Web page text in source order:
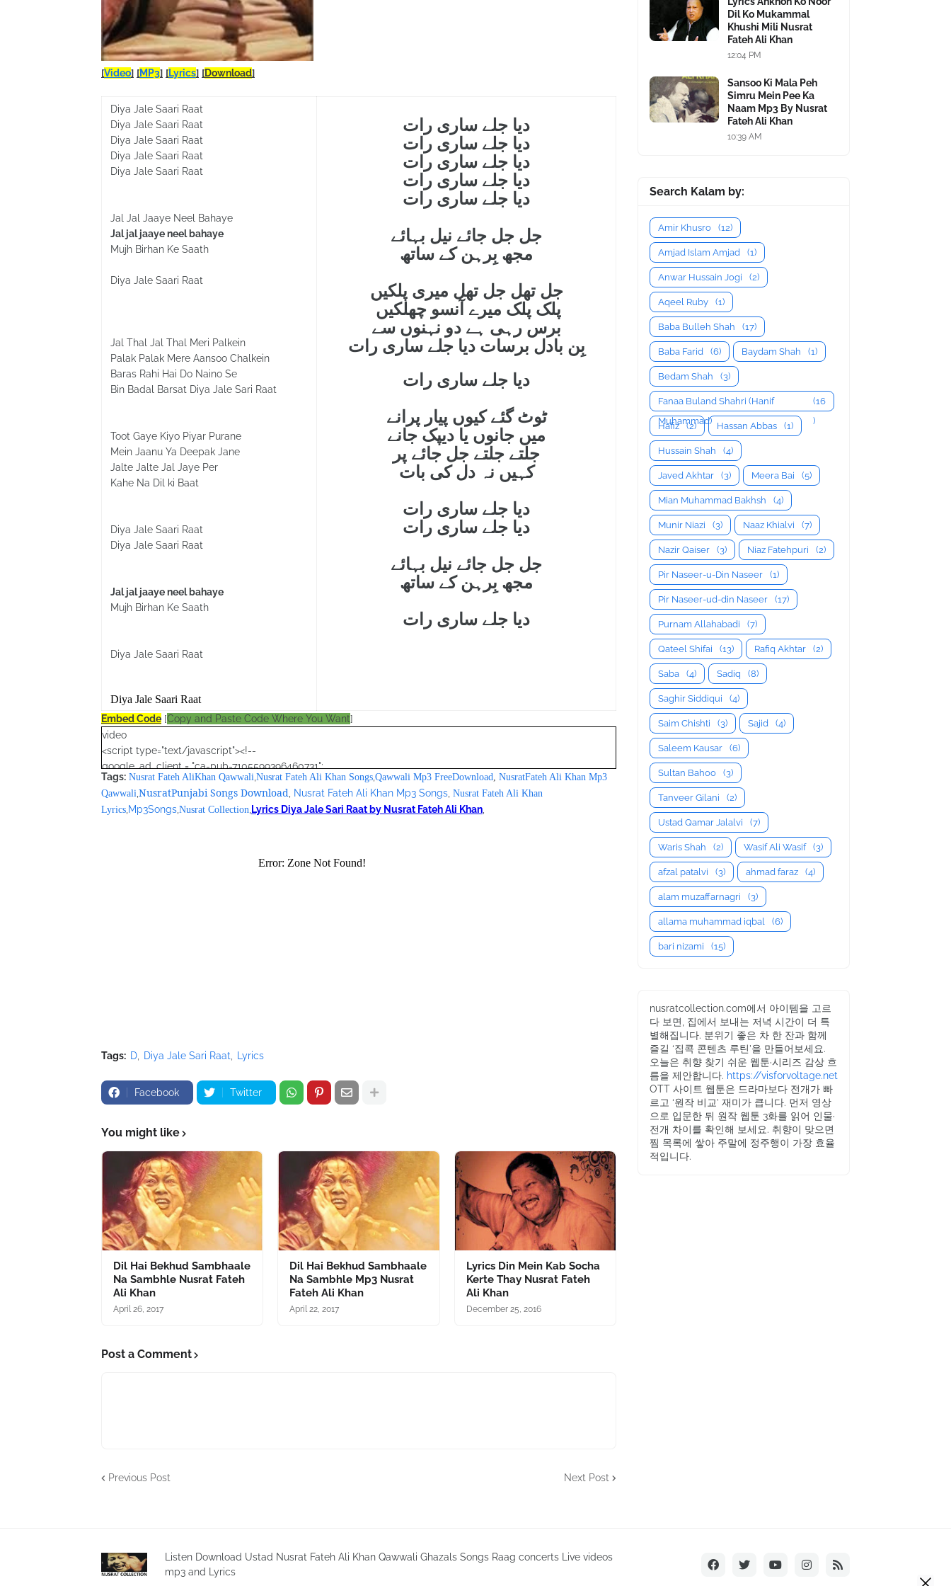
[Video] [MP3] [Lyrics] [Download]
Diya Jale Saari Raat
Diya Jale Saari Raat
Diya Jale Saari Raat
Diya Jale Saari Raat
Diya Jale Saari Raat
Jal Jal Jaaye Neel Bahaye
Jal jal jaaye neel bahaye
Mujh Birhan Ke Saath
Diya Jale Saari Raat
Jal Thal Jal Thal Meri Palkein
Palak Palak Mere Aansoo Chalkein
Baras Rahi Hai Do Naino Se
Bin Badal Barsat Diya Jale Sari Raat
Toot Gaye Kiyo Piyar Purane
Mein Jaanu Ya Deepak Jane
Jalte Jalte Jal Jaye Per
Kahe Na Dil ki Baat
Diya Jale Saari Raat
Diya Jale Saari Raat
Jal jal jaaye neel bahaye
Mujh Birhan Ke Saath
Diya Jale Saari Raat
Diya Jale Saari Raat
دیا جلے ساری رات
دیا جلے ساری رات
دیا جلے ساری رات
دیا جلے ساری رات
دیا جلے ساری رات
جل جل جائے نیل بہائے
مجھ بِرہن کے ساتھ
جل تھل جل تھل میری پلکیں
پلک پلک میرے آنسو چھلکیں
برس رہی ہے دو نہنوں سے
بِن بادل برساتدیا جلے ساری رات
دیا جلے ساری رات
ٹوٹ گئے کیوں پیار پرانے
میں جانوں یا دیپک جانے
جلتے جلتے جل جائے پر
کہیں نہ دل کی بات
دیا جلے ساری رات
دیا جلے ساری رات
جل جل جائے نیل بہائے
مجھ بِرہن کے ساتھ
دیا جلے ساری رات
Embed Code [Copy and Paste Code Where You Want]
video
<script type="text/javascript"><!--
google_ad_client = "ca-pub-7105599396460731";
/* Nusrat Banner */
google_ad_slot = "1942697416";
google_ad_width = 468;
Tags: Nusrat Fateh AliKhan Qawwali Nusrat Fateh Ali Khan Songs Qawwali Mp3 FreeDownload, NusratFateh Ali Khan Mp3
Qawwali NusratPunjabi Songs Download Nusrat Fateh Ali Khan Mp3 Songs Nusrat Fateh Ali Khan
Lyrics Mp3Songs Nusrat Collection Lyrics Diya Jale Sari Raat by Nusrat Fateh Ali Khan
Tags: D Diya Jale Sari Raat Lyrics
Facebook Twitter
You might like
Dil Hai Bekhud Sambhaale
Na Sambhle Nusrat Fateh
Ali Khan
April 26, 2017
Dil Hai Bekhud Sambhaale
Na Sambhle Mp3 Nusrat
Fateh Ali Khan
April 22, 2017
Lyrics Din Mein Kab Socha
Kerte Thay Nusrat Fateh
Ali Khan
December 25, 2016
Post a Comment
Previous Post Next Post
Dil Ko Mukammal
Khushi Mili Nusrat
Fateh Ali Khan
12:04 PM
Sansoo Ki Mala Peh
Simru Mein Pee Ka
Naam Mp3 By Nusrat
Fateh Ali Khan
10:39 AM
Search Kalam by:
Amir Khusro (12)
Amjad Islam Amjad (1)
Anwar Hussain Jogi (2)
Aqeel Ruby (1)
Baba Bulleh Shah (17)
Baba Farid (6) Baydam Shah (1)
Bedam Shah (3)
Fanaa Buland Shahri (Hanif
Muhammad)
(16
)
Hafiz (2) Hassan Abbas (1)
Hussain Shah (4)
Javed Akhtar (3) Meera Bai (5)
Mian Muhammad Bakhsh (4)
Munir Niazi (3) Naaz Khialvi (7)
Nazir Qaiser (3) Niaz Fatehpuri (2)
Pir Naseer-u-Din Naseer (1)
Pir Naseer-ud-din Naseer (17)
Purnam Allahabadi (7)
Qateel Shifai (13) Rafiq Akhtar (2)
Saba (4) Sadiq (8)
Saghir Siddiqui (4)
Saim Chishti (3) Sajid (4)
Saleem Kausar (6)
Sultan Bahoo (3)
Tanveer Gilani (2)
Ustad Qamar Jalalvi (7)
Waris Shah (2) Wasif Ali Wasif (3)
afzal patalvi (3) ahmad faraz (4)
alam muzaffarnagri (3)
allama muhammad iqbal (6)
bari nizami (15)
nusratcollection.com에서 아이템을 고르
다 보면, 집에서 보내는 저녁 시간이 더 특
별해집니다. 분위기 좋은 차 한 잔과 함께
즐길 ‘집콕 콘텐츠 루틴’을 만들어보세요.
오늘은 취향 찾기 쉬운 웹툰·시리즈 감상 흐
름을 제안합니다. https://visforvoltage.net
OTT 사이트 웹툰은 드라마보다 전개가 빠
르고 ‘원작 비교’ 재미가 큽니다. 먼저 영상
으로 입문한 뒤 원작 웹툰 3화를 읽어 인물·
전개 차이를 확인해 보세요. 취향이 맞으면
찜 목록에 쌓아 주말에 정주행이 가장 효율
적입니다.
Listen Download Ustad Nusrat Fateh Ali Khan Qawwali Ghazals Songs Raag concerts Live videos
mp3 and Lyrics